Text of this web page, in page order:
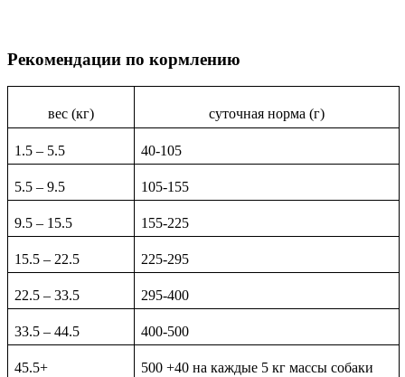
Рекомендации по кормлению
вес (кг) суточная норма (г)
1.5 – 5.5 40-105
5.5 – 9.5 105-155
9.5 – 15.5 155-225
15.5 – 22.5 225-295
22.5 – 33.5 295-400
33.5 – 44.5 400-500
45.5+ 500 +40 на каждые 5 кг массы собаки